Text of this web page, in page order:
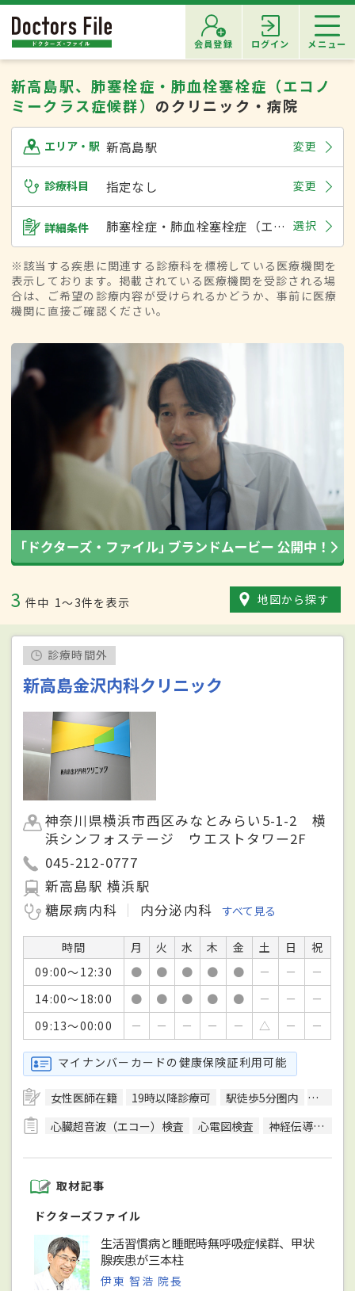
会員登録 ログイン メニュー
新高島駅、肺塞栓症・肺血栓塞栓症（エコノ
ミークラス症候群） のクリニック・病院
エリア・駅 新高島駅 変更
診療科目 指定なし 変更
詳細条件 肺塞栓症・肺血栓塞栓症（エコノミークラス症候群） 選択
※該当する疾患に関連する診療科を標榜している医療機関を
表示しております。掲載されている医療機関を受診される場
合は、ご希望の診療内容が受けられるかどうか、事前に医療
機関に直接ご確認ください。
3 件中 1〜3件を表示 地図から探す
診療時間外
新高島金沢内科クリニック
神奈川県横浜市西区みなとみらい5-1-2 横
浜シンフォステージ ウエストタワー2F
045-212-0777
新高島駅 横浜駅
糖尿病内科
内分泌内科 すべて見る
時間 月 火 水 木 金 土 日
祝
09:00～12:30
● ● ● ● ● － －
－
14:00～18:00
● ● ● ● ● － －
－
09:13～00:00
－ － － － － △ － －
マイナンバーカードの健康保険証利用可能
女性医師在籍 19時以降診療可 駅徒歩5分圏内
予約可
心臓超音波（エコー）検査
心電図検査 神経伝導速度検査
取材記事
ドクターズファイル
生活習慣病と睡眠時無呼吸症候群、甲状
腺疾患が三本柱
伊東 智浩 院長